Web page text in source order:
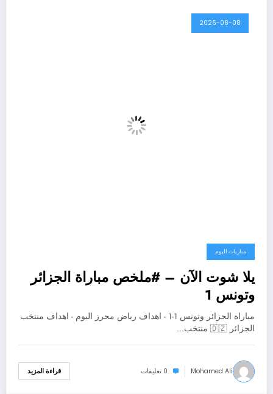
2026-08-08
مباريات اليوم
يلا شوت الآن – #ملخص مباراة الجزائر
وتونس 1
مباراة الجزائر وتونس 1-1 - اهداف رياض محرز اليوم - اهداف منتخب
الجزائر 🇩🇿 منتخب…
Mohamed Ali 0 تعليقات قراءة المزيد